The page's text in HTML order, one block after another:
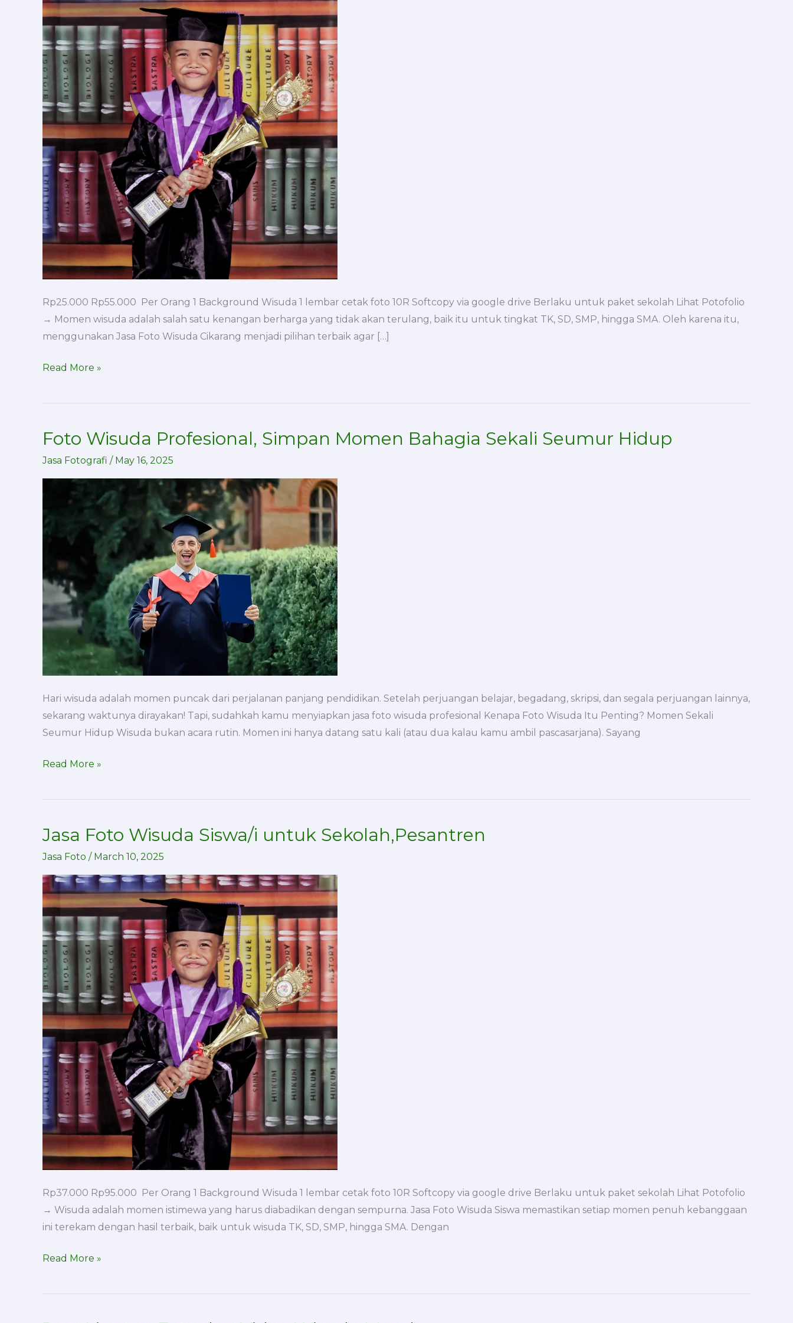
Rp25.000 Rp55.000 Per Orang 1 Background Wisuda 1 lembar cetak foto 10R Softcopy via google drive Berlaku untuk paket sekolah Lihat Potofolio
→ Momen wisuda adalah salah satu kenangan berharga yang tidak akan terulang, baik itu untuk tingkat TK, SD, SMP, hingga SMA. Oleh karena itu,
menggunakan Jasa Foto Wisuda Cikarang menjadi pilihan terbaik agar […]
Cikarang
Profesional
&
Terjangkau
Read More »
Foto Wisuda Profesional, Simpan Momen Bahagia Sekali Seumur Hidup
Jasa Fotografi / May 16, 2025
Hari wisuda adalah momen puncak dari perjalanan panjang pendidikan. Setelah perjuangan belajar, begadang, skripsi, dan segala perjuangan lainnya,
sekarang waktunya dirayakan! Tapi, sudahkah kamu menyiapkan jasa foto wisuda profesional Kenapa Foto Wisuda Itu Penting? Momen Sekali
Seumur Hidup Wisuda bukan acara rutin. Momen ini hanya datang satu kali (atau dua kalau kamu ambil pascasarjana). Sayang
Foto
Profesional,
Momen
Bahagia
Sekali
Hidup
Read More »
Jasa Foto Wisuda Siswa/i untuk Sekolah,Pesantren
Jasa Foto / March 10, 2025
Rp37.000 Rp95.000 Per Orang 1 Background Wisuda 1 lembar cetak foto 10R Softcopy via google drive Berlaku untuk paket sekolah Lihat Potofolio
→ Wisuda adalah momen istimewa yang harus diabadikan dengan sempurna. Jasa Foto Wisuda Siswa memastikan setiap momen penuh kebanggaan
ini terekam dengan hasil terbaik, baik untuk wisuda TK, SD, SMP, hingga SMA. Dengan
Jasa
Siswa/i
untuk
Sekolah,Pesantren
Read More »